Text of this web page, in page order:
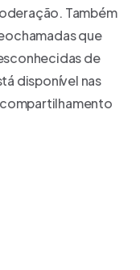
Também
que
de
disponível nas